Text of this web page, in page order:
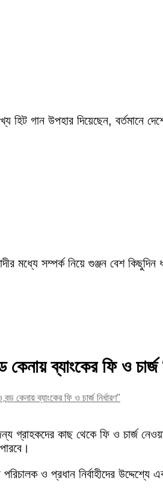
হিট গান উপহার দিয়েছেন, বর্তমানে
মধ্যে সম্পর্ক নিয়ে গুঞ্জন বেশ
কেনায় ব্যাংকের ফি ও চার্জ
বন্ড কেনায় ব্যাংকের ফি ও চার্জ নির্ধারণ"
গ্রাহকদের কাছ থেকে ফি ও চার্জ
ও প্রধান নির্বাহীদের